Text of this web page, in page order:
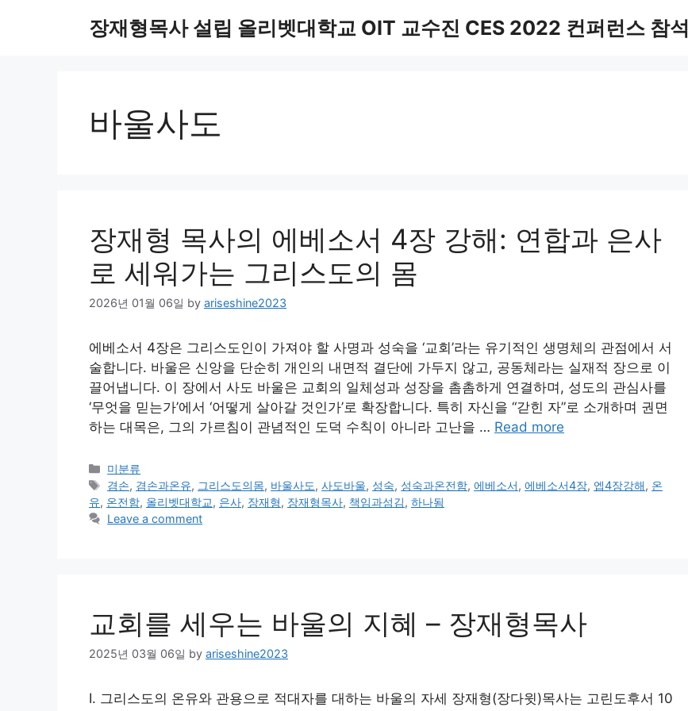
장재형목사 설립 올리벳대학교 OIT 교수진 CES 2022 컨퍼런스 참석
바울사도
장재형 목사의 에베소서 4장 강해: 연합과 은사
로 세워가는 그리스도의 몸
2026년 01월 06일 by ariseshine2023
에베소서 4장은 그리스도인이 가져야 할 사명과 성숙을 ‘교회’라는 유기적인 생명체의 관점에서 서
술합니다. 바울은 신앙을 단순히 개인의 내면적 결단에 가두지 않고, 공동체라는 실재적 장으로 이
끌어냅니다. 이 장에서 사도 바울은 교회의 일체성과 성장을 촘촘하게 연결하며, 성도의 관심사를
‘무엇을 믿는가’에서 ‘어떻게 살아갈 것인가’로 확장합니다. 특히 자신을 “갇힌 자”로 소개하며 권면
하는 대목은, 그의 가르침이 관념적인 도덕 수칙이 아니라 고난을 … Read more
Categories
미분류
Tags
겸손, 겸손과온유, 그리스도의몸, 바울사도,사도바울, 성숙, 성숙과온전함,에베소서,에베소서4장, 엡4장강해, 온
유, 온전함, 올리벳대학교, 은사, 장재형, 장재형목사, 책임과섬김, 하나됨
Leave a comment
교회를 세우는 바울의 지혜 – 장재형목사
2025년 03월 06일 by ariseshine2023
Ⅰ. 그리스도의 온유와 관용으로 적대자를 대하는 바울의 자세 장재형(장다윗)목사는 고린도후서 10